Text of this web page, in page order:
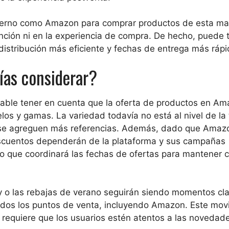
como Amazon para comprar productos de esta
ni en la experiencia de compra. De hecho, puede
más eficiente y fechas de entrega más
considerar?
tener en cuenta que la oferta de productos en
y gamas. La variedad todavía no está al nivel de la
agreguen más referencias. Además, dado que
dependerán de la plataforma y sus campañas
que coordinará las fechas de ofertas para mantener
las rebajas de verano seguirán siendo momentos
los puntos de venta, incluyendo Amazon. Este
que los usuarios estén atentos a las